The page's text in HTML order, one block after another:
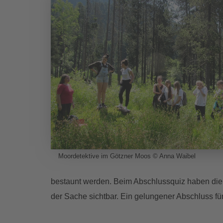
Moordetektive im Götzner Moos © Anna Waibel
bestaunt werden. Beim Abschlussquiz haben
der Sache sichtbar. Ein gelungener Abschluss